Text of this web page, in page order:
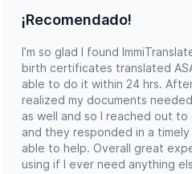
¡Recomendado!
I’m so glad I found
birth certificates translated
able to do it within 24 hrs.
realized my documents
as well and so I reached out
and they responded in a timely
able to help. Overall great
using if I ever need anything